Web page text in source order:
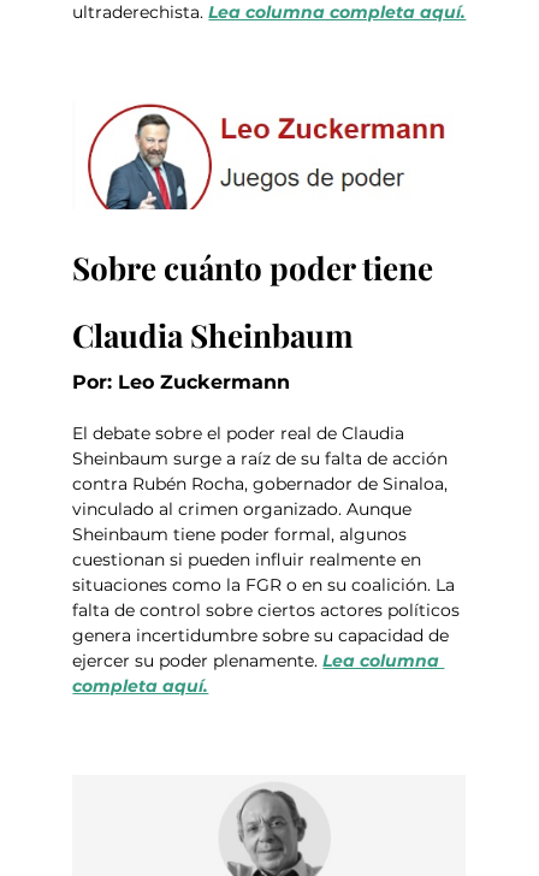
ultraderechista. Lea columna completa aquí.
Sobre cuánto poder tiene
Claudia Sheinbaum
Por: Leo Zuckermann
El debate sobre el poder real de Claudia
Sheinbaum surge a raíz de su falta de acción
contra Rubén Rocha, gobernador de Sinaloa,
vinculado al crimen organizado. Aunque
Sheinbaum tiene poder formal, algunos
cuestionan si pueden influir realmente en
situaciones como la FGR o en su coalición. La
falta de control sobre ciertos actores políticos
genera incertidumbre sobre su capacidad de
ejercer su poder plenamente. Lea columna
completa aquí.